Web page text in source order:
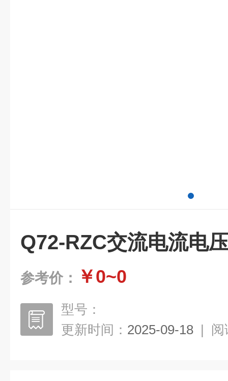
Q72-RZC交流电流电
参考价： ￥0~0
型号：
更新时间： 2025-09-18 | 阅